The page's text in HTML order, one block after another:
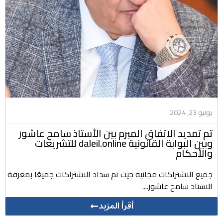
يونيو 23, 2024
تم تمديد الاتفاق المبرم بين الأستاذ سامح عاشور
وبين البوابة القانونية daleil.online للتشريعات
والأحكام
جميع الاشتراكات مجانية حيث تم سداد الاشتراكات جميعًا بمعرفة
الاستاذ سامح عاشور....
أقرأ المزيد